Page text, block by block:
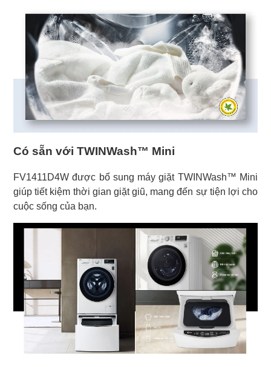
Có sẵn với TWINWash™ Mini
FV1411D4W được bổ sung máy giặt TWINWash™ Mini
giúp tiết kiệm thời gian giặt giũ, mang đến sự tiện lợi cho
cuộc sống của bạn.